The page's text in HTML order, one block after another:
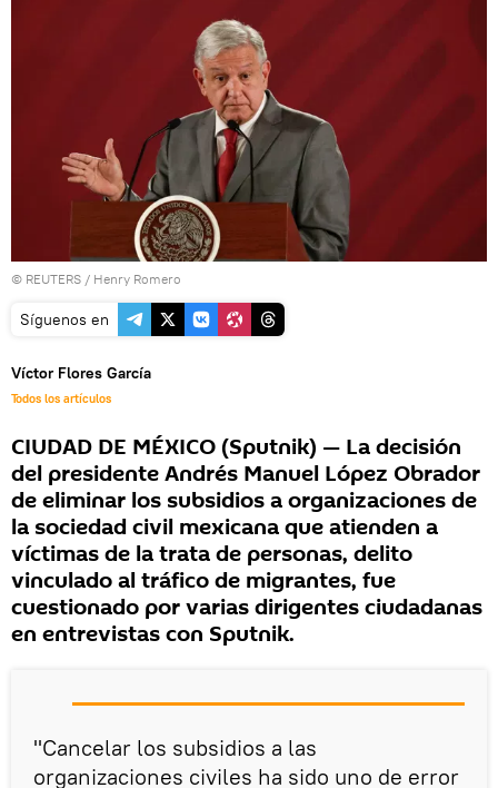
© REUTERS / Henry Romero
Síguenos en
Víctor Flores García
Todos los artículos
CIUDAD DE MÉXICO (Sputnik) — La decisión
del presidente Andrés Manuel López Obrador
de eliminar los subsidios a organizaciones de
la sociedad civil mexicana que atienden a
víctimas de la trata de personas, delito
vinculado al tráfico de migrantes, fue
cuestionado por varias dirigentes ciudadanas
en entrevistas con Sputnik.
"Cancelar los subsidios a las
organizaciones civiles ha sido uno de error